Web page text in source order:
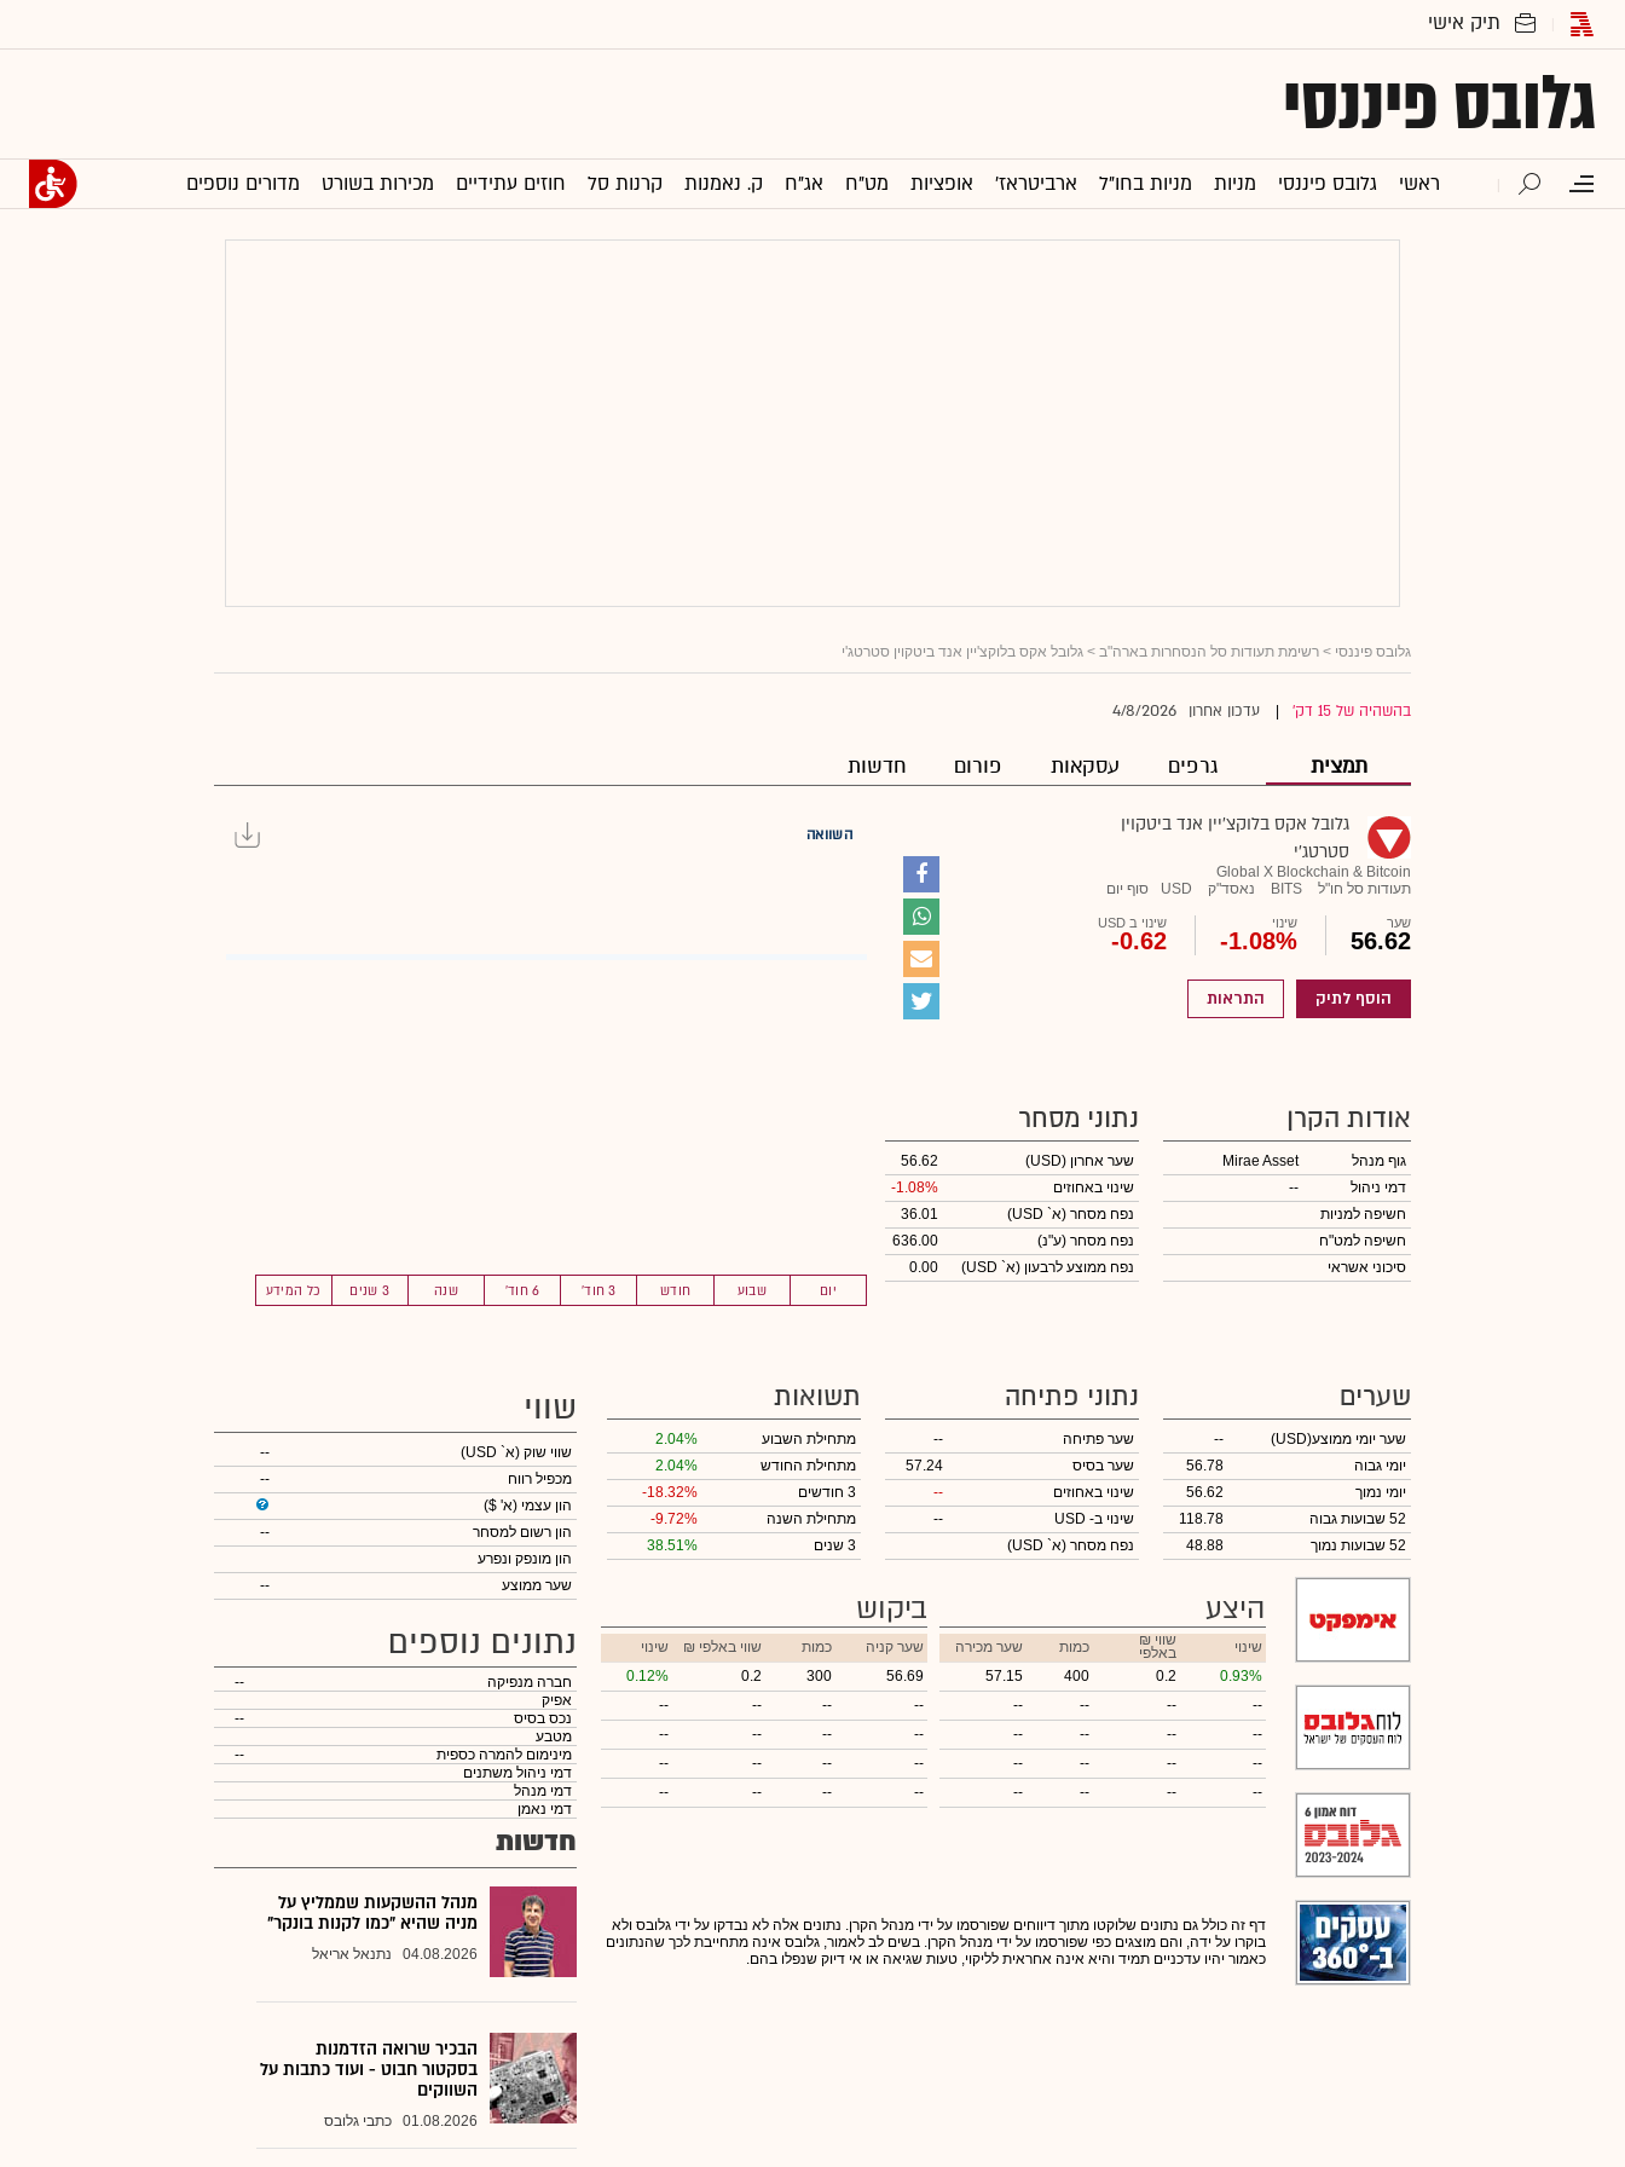
גלובס פיננסי
ראשי גלובס פיננסי מניות מניות בחו"ל ארביטראז' אופציות מט"ח אג"ח ק. נאמנות קרנות סל חוזים עתידיים מכירות בשורט מדורים נוספים
גלובס פיננסי > רשימת תעודות סל הנסחרות בארה"ב > גלובל אקס בלוקצ'יין אנד ביטקוין סטרטג'י
בהשהיה של 15 דק' עדכון אחרון 4/8/2026
תמצית גרפים עסקאות פורום חדשות
גלובל אקס בלוקצ'יין אנד ביטקוין
סטרטג'י
Global X Blockchain & Bitcoin
תעודות סל חו"ל
BITS נאסד"ק USD סוף יום
שער
56.62
שינוי
-1.08%
שינוי ב USD
-0.62
הוסף לתיק התראות
השוואה
יום שבוע חודש 3 חוד' 6 חוד' שנה 3 שנים כל המידע
אודות הקרן
גוף מנהל
Mirae Asset
דמי ניהול
--
חשיפה למניות
חשיפה למט"ח
סיכוני אשראי
נתוני מסחר
שער אחרון (USD)
56.62
שינוי באחוזים
-1.08%
נפח מסחר (א` USD)
36.01
נפח מסחר (ע"נ)
636.00
נפח ממוצע לרבעון (א` USD)
0.00
שערים
שער יומי ממוצע(USD)
--
יומי גבוה
56.78
יומי נמוך
56.62
52 שבועות גבוה
118.78
52 שבועות נמוך
48.88
נתוני פתיחה
שער פתיחה
--
שער בסיס
57.24
שינוי באחוזים
--
שינוי ב- USD
--
נפח מסחר (א` USD)
תשואות
מתחילת השבוע
2.04%
מתחילת החודש
2.04%
3 חודשים
-18.32%
מתחילת השנה
-9.72%
3 שנים
38.51%
היצע
שינוי ₪ שווי
באלפי כמות
שער מכירה
0.93%
0.2
400
57.15
--
--
--
--
--
--
--
--
--
--
--
--
--
--
--
--
ביקוש
שער קניה כמות ₪ שווי באלפי
שינוי
56.69
300
0.2
0.12%
--
--
--
--
--
--
--
--
--
--
--
--
--
--
--
--
דף זה כולל גם נתונים שלוקטו מתוך דיווחים שפורסמו על ידי מנהל הקרן. נתונים אלה לא נבדקו על ידי גלובס ולא
בוקרו על ידה, והם מוצגים כפי שפורסמו על ידי מנהל הקרן. בשים לב לאמור, גלובס אינה מתחייבת לכך שהנתונים
כאמור יהיו עדכניים תמיד והיא אינה אחראית לליקוי, טעות שגיאה או אי דיוק שנפלו בהם.
שווי
שווי שוק (א` USD)
--
מכפיל רווח
--
הון עצמי (א' $)
הון רשום למסחר
--
הון מונפק ונפרע
שער ממוצע
--
נתונים נוספים
חברה מנפיקה
--
אפיק
נכס בסיס
--
מטבע
מינימום להמרה כספית
--
דמי ניהול משתנים
דמי מנהל
דמי נאמן
חדשות
מנהל ההשקעות שממליץ על
מניה שהיא "כמו לקנות בונקר"
04.08.2026 נתנאל אריאל
הבכיר שרואה הזדמנות
בסקטור חבוט - ועוד כתבות על
השווקים
01.08.2026 כתבי גלובס